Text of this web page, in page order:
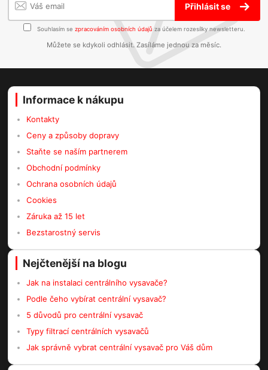
Přihlásit se
Souhlasím se zpracováním osobních údajů za účelem rozesílky newsletteru.
Můžete se kdykoli odhlásit. Zasíláme jednou za měsíc.
Informace k nákupu
Kontakty
Ceny a způsoby dopravy
Staňte se naším partnerem
Obchodní podmínky
Ochrana osobních údajů
Cookies
Záruka až 15 let
Bezstarostný servis
Nejčtenější na blogu
Jak na instalaci centrálního vysavače?
Podle čeho vybírat centrální vysavač?
5 důvodů pro centrální vysavač
Typy filtrací centrálních vysavačů
Jak správně vybrat centrální vysavač pro Váš dům